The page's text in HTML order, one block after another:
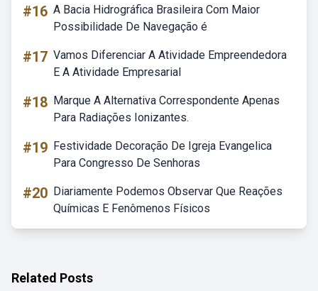
#16 A Bacia Hidrográfica Brasileira Com Maior
Possibilidade De Navegação é
#17 Vamos Diferenciar A Atividade Empreendedora
E A Atividade Empresarial
#18 Marque A Alternativa Correspondente Apenas
Para Radiações Ionizantes.
#19 Festividade Decoração De Igreja Evangelica
Para Congresso De Senhoras
#20 Diariamente Podemos Observar Que Reações
Químicas E Fenômenos Físicos
Related Posts